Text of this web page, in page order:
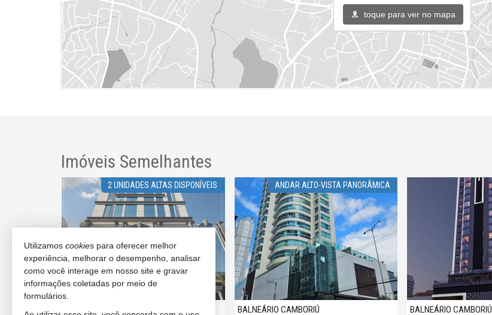
toque para ver no mapa
Imóveis Semelhantes
2 UNIDADES ALTAS DISPONÍVEIS
BALNEÁRIO CAMBORIÚ
ANDAR ALTO-VISTA PANORÂMICA
BALNEÁRIO CAMBORIÚ BALNEÁRIO CAMBORIÚ
Utilizamos cookies para oferecer melhor
experiência, melhorar o desempenho, analisar
como você interage em nosso site e gravar
informações coletadas por meio de
formulários.